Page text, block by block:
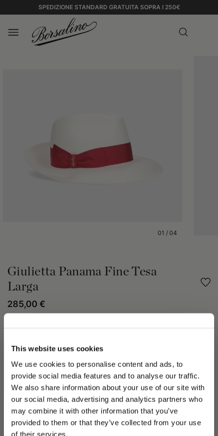
This website uses cookies
We use cookies to personalise content and ads, to
provide social media features and to analyse our traffic.
We also share information about your use of our site with
our social media, advertising and analytics partners who
may combine it with other information that you’ve
provided to them or that they’ve collected from your use
of their services.
SPEDIZIONE STANDARD GRATUITA SOPRA I 250€
PLEASE CHOOSE YOUR COUNTRY
We detected that you are browsing from United States, do
01 / 04
Giulietta Panama Fine Tesa
Larga
285,00 €
Condividi
Il cappello Giulietta Panama fine è ottenuto dall’intreccio a
mano delle fibre più sottili della palma Carludovica Palmata,
conosciuta come paja toquilla.
Questa lavorazione tramandata da generazioni, garantisce una
trama sottile, uniforme, leggera e resistente.
Il modello presenta una tesa larga di circa 7,5 cm.